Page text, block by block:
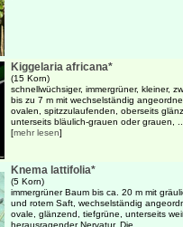
Kiggelaria africana*
(15 Korn)
schnellwüchsiger, immergrüner, kleiner,
bis zu 7 m mit wechselständig
ovalen, spitzzulaufenden, oberseits
unterseits bläulich-grauen oder grauen, ...
[mehr lesen]
Knema lattifolia*
(5 Korn)
immergrüner Baum bis ca. 20 m mit
und rotem Saft, wechselständig
ovale, glänzend, tiefgrüne, unterseits
herausragender Nervatur. Die ...